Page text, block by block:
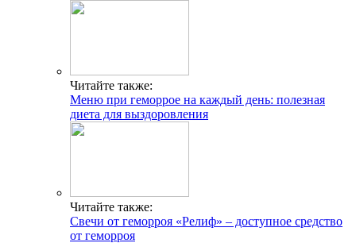
Читайте также:
Меню при геморрое на каждый день: полезная
диета для выздоровления
Читайте также:
Свечи от геморроя «Релиф» – доступное средство
от геморроя